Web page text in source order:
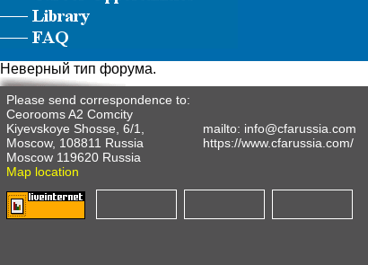
Неверный тип форума.
Please send correspondence to:
Ceorooms A2 Comcity
Kiyevskoye Shosse, 6/1,
Moscow, 108811 Russia
Moscow 119620 Russia
Map location
mailto: info@cfarussia.com
https://www.cfarussia.com/